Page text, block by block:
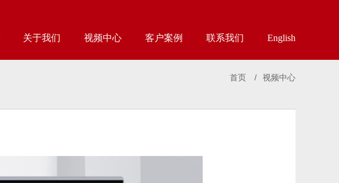
关于我们 视频中心 客户案例 联系我们 English
首页 / 视频中心